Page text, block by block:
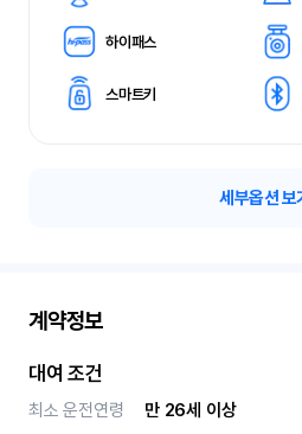
하이패스
스마트키
세부옵션 보
계약정보
대여 조건
최소 운전연령
만 26세 이상